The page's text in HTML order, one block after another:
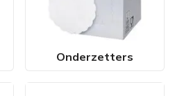
Onderzetters